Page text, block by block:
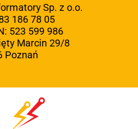
Sp. z o.o.
186 78 05
523 599 986
Marcin 29/8
Poznań